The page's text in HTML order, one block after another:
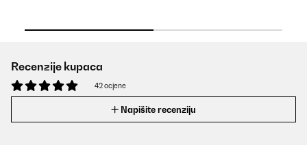
Recenzije kupaca
42 ocjene
Napišite recenziju